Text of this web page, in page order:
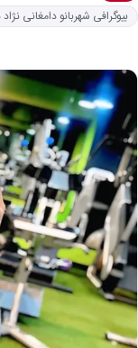
بیوگرافی شهربانو دامغانی